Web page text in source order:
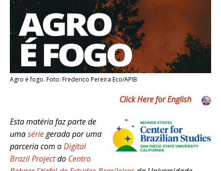
Agro é fogo. Foto: Frederico Pereira Eco/APIB
Click Here for English
Esta matéria faz parte de
umasériegerada por uma
parceria com oDigital
Brazil Projectdo Centro